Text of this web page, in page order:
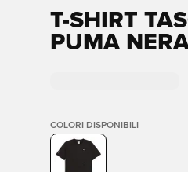
T-SHIRT
PUMA
COLORI DISPONIBILI